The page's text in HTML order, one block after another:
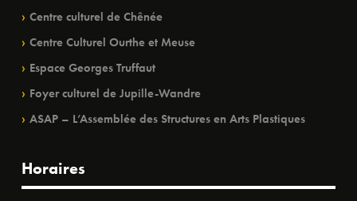
Centre culturel de Chênée
Centre Culturel Ourthe et Meuse
Espace Georges Truffaut
Foyer culturel de Jupille-Wandre
ASAP – L’Assemblée des Structures en Arts Plastiques
Horaires